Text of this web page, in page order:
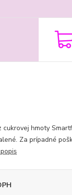
cukrovej hmoty
Za prípadné